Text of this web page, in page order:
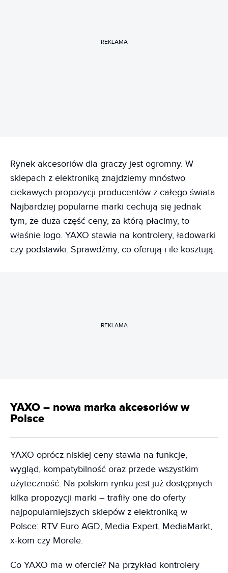
REKLAMA
Rynek akcesoriów dla graczy jest ogromny. W
sklepach z elektroniką znajdziemy mnóstwo
ciekawych propozycji producentów z całego świata.
Najbardziej popularne marki cechują się jednak
tym, że duża część ceny, za którą płacimy, to
właśnie logo. YAXO stawia na kontrolery, ładowarki
czy podstawki. Sprawdźmy, co oferują i ile kosztują.
REKLAMA
YAXO – nowa marka akcesoriów w
Polsce
YAXO oprócz niskiej ceny stawia na funkcje,
wygląd, kompatybilność oraz przede wszystkim
użyteczność. Na polskim rynku jest już dostępnych
kilka propozycji marki – trafiły one do oferty
najpopularniejszych sklepów z elektroniką w
Polsce: RTV Euro AGD, Media Expert, MediaMarkt,
x-kom czy Morele.
Co YAXO ma w ofercie? Na przykład kontrolery